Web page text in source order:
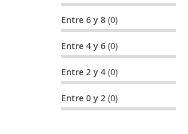
Entre 6 y 8(0)
Entre 4 y 6(0)
Entre 2 y 4(0)
Entre 0 y 2(0)